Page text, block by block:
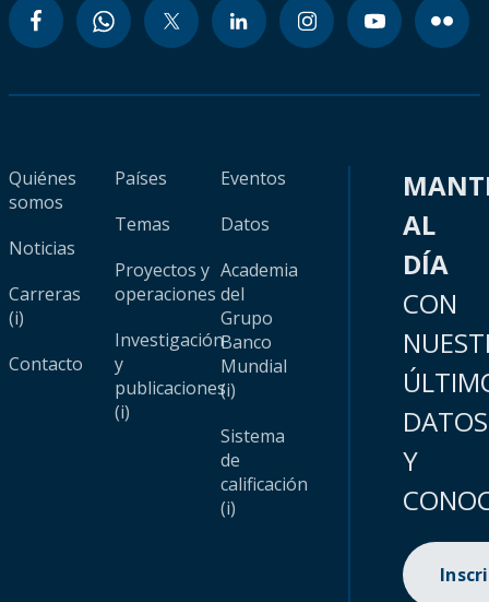
Quiénes
somos
Noticias
Carreras
(i)
Contacto
Países
Temas
Proyectos y
operaciones
Investigación
y
publicaciones
(i)
Eventos
Datos
Academia
del
Grupo
Banco
Mundial
(i)
Sistema
de
calificación
(i)
AL
DÍA
CON
DATOS
Y